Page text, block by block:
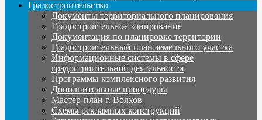
Градостроительство
Документы территориального планирования
Градостроительное зонирование
Документация по планировке территории
Градостроительный план земельного участка
Информационные системы в сфере
градостроительной деятельности
Программы комплексного развития
Дополнительные процедуры
Мастер-план г. Волхов
Схемы рекламных конструкций